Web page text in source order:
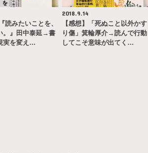
読みたいことを、
。』田中泰延→書
実を変え…
2018.9.14
【感想】「死ぬこと以外かす
り傷」箕輪厚介→読んで行動
してこそ意味が出てく…